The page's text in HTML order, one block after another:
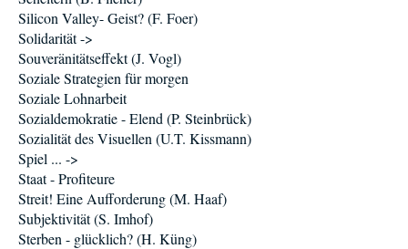
Silicon Valley- Geist? (F. Foer)
Solidarität ->
Souveränitätseffekt (J. Vogl)
Soziale Strategien für morgen
Soziale Lohnarbeit
Sozialdemokratie - Elend (P. Steinbrück)
Sozialität des Visuellen (U.T. Kissmann)
Spiel ... ->
Staat - Profiteure
Streit! Eine Aufforderung (M. Haaf)
Subjektivität (S. Imhof)
Sterben - glücklich? (H. Küng)